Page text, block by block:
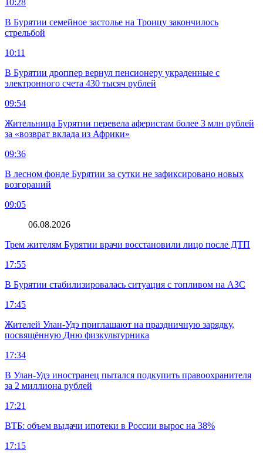
10:28
В Бурятии семейное застолье на Троицу закончилось
стрельбой
10:11
В Бурятии дроппер вернул пенсионеру украденные с
электронного счета 430 тысяч рублей
09:54
Жительница Бурятии перевела аферистам более 3 млн рублей
за «возврат вклада из Африки»
09:36
В лесном фонде Бурятии за сутки не зафиксировано новых
возгораний
09:05
06.08.2026
Трем жителям Бурятии врачи восстановили лицо после ДТП
17:55
В Бурятии стабилизировалась ситуация с топливом на АЗС
17:45
Жителей Улан-Удэ приглашают на праздничную зарядку,
посвящённую Дню физкультурника
17:34
В Улан-Удэ иностранец пытался подкупить правоохранителя
за 2 миллиона рублей
17:21
ВТБ: объем выдачи ипотеки в России вырос на 38%
17:15